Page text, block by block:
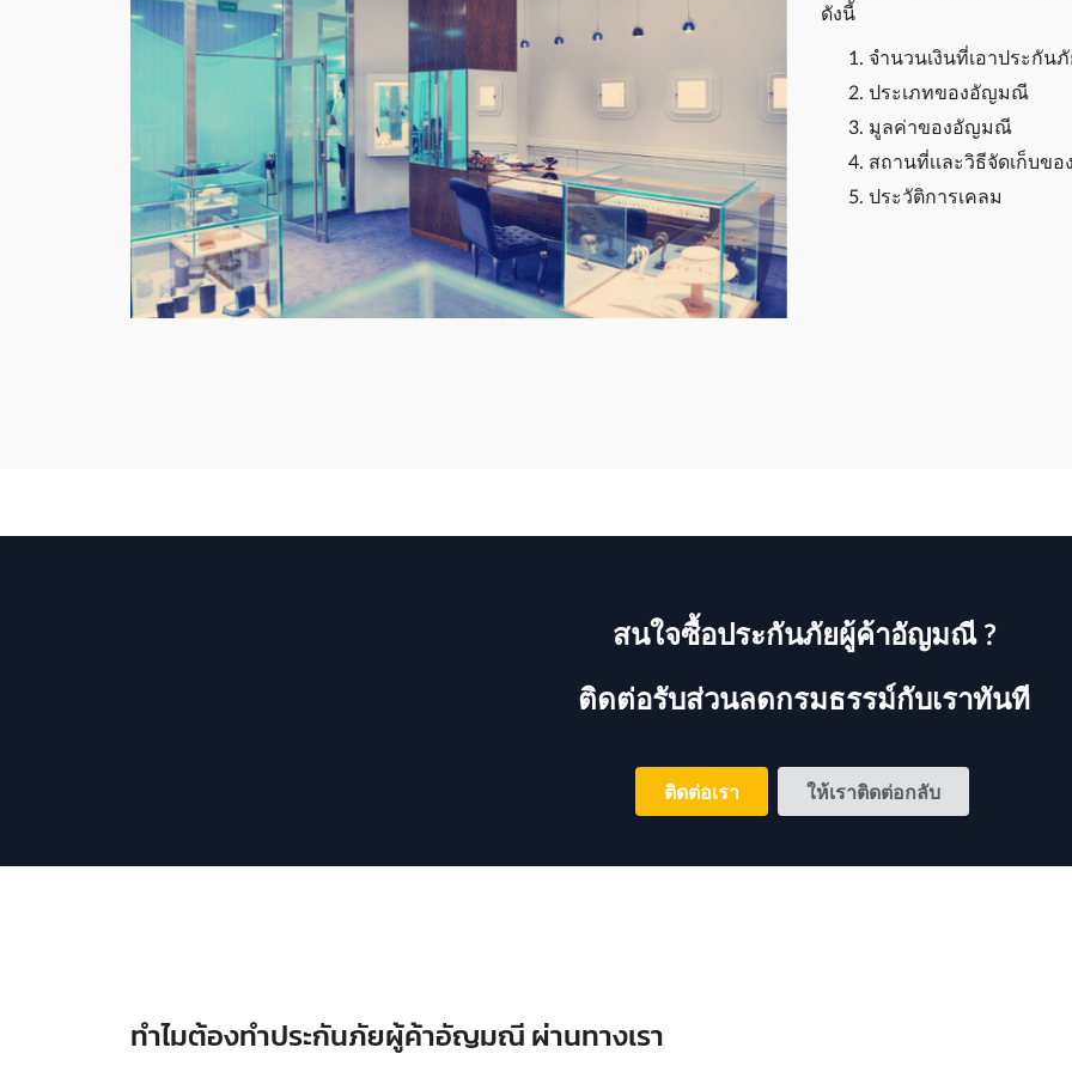
ดังนี้
จำนวนเงินที่เอาประกันภั
ประเภทของอัญมณี
มูลค่าของอัญมณี
สถานที่เเละวิธีจัดเก็บข
ประวัติการเคลม
สนใจซื้อประกันภัยผู้ค้าอัญมณี ?
ติดต่อรับส่วนลดกรมธรรม์กับเราทันที
ติดต่อเรา ให้เราติดต่อกลับ
ทำไมต้องทำประกันภัยผู้ค้าอัญมณี ผ่านทางเรา